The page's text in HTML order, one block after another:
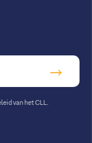
van het CLL.